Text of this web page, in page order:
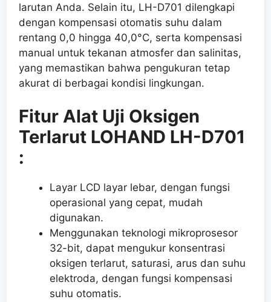
larutan Anda. Selain itu, LH-D701 dilengkapi
dengan kompensasi otomatis suhu dalam
rentang 0,0 hingga 40,0°C, serta kompensasi
manual untuk tekanan atmosfer dan salinitas,
yang memastikan bahwa pengukuran tetap
akurat di berbagai kondisi lingkungan.
Fitur Alat Uji Oksigen
Terlarut LOHAND LH-D701
:
Layar LCD layar lebar, dengan fungsi
operasional yang cepat, mudah
digunakan.
Menggunakan teknologi mikroprosesor
32-bit, dapat mengukur konsentrasi
oksigen terlarut, saturasi, arus dan suhu
elektroda, dengan fungsi kompensasi
suhu otomatis.